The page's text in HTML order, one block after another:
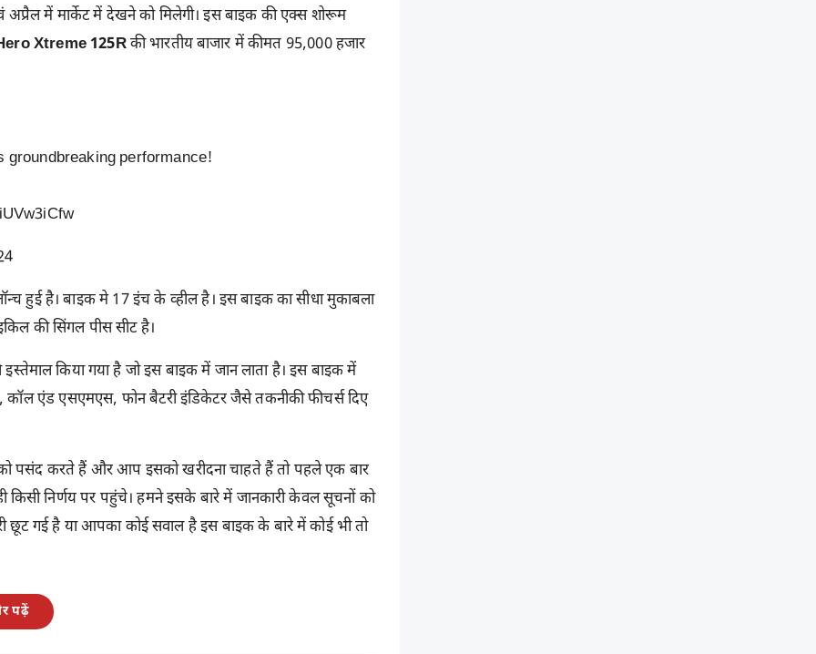
अप्रैल में मार्केट में देखने को मिलेगी। इस बाइक की एक्स शोरूम
Xtreme 125Rकी भारतीय बाजार में कीमत 95,000 हजार
groundbreaking performance!
हुई है। बाइक मे 17 इंच के व्हील है। इस बाइक का सीधा मुकाबला
की सिंगल पीस सीट है।
किया गया है जो इस बाइक में जान लाता है। इस बाइक में
कॉल एंड एसएमएस, फोन बैटरी इंडिकेटर जैसे तकनीकी फीचर्स दिए
पसंद करते हैं और आप इसको खरीदना चाहते हैं तो पहले एक बार
निर्णय पर पहुंचे। हमने इसके बारे में जानकारी केवल सूचनों को
छूट गई है या आपका कोई सवाल है इस बाइक के बारे में कोई भी तो
पढ़ें